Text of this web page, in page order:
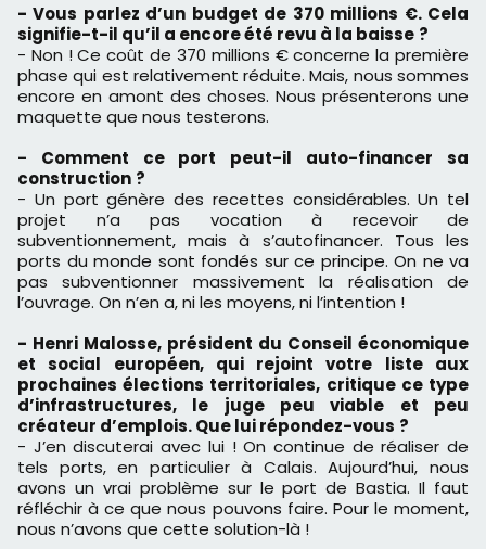
- Vous parlez d’un budget de 370 millions €. Cela
signifie-t-il qu’il a encoreété revu à la baisse ?
- Non ! Ce coût de 370 millions € concerne la première
phase qui est relativement réduite. Mais, nous sommes
encore en amont des choses. Nous présenterons une
maquette que nous testerons.
- Comment ce port peut-il auto-financer sa
construction ?
- Un port génère des recettes considérables. Un tel
projet n’a pas vocation à recevoir de
subventionnement, mais à s’autofinancer. Tous les
ports du monde sont fondés sur ce principe. On ne va
pas subventionner massivement la réalisation de
l’ouvrage. On n’en a, ni les moyens, ni l’intention !
- Henri Malosse, président du Conseil économique
et social européen, qui rejoint votre liste aux
prochainesélections territoriales, critique ce type
d’infrastructures, le juge peu viable et peu
créateur d’emplois. Que lui répondez-vous ?
- J’en discuterai avec lui ! On continue de réaliser de
tels ports, en particulier à Calais. Aujourd’hui, nous
avons un vrai problème sur le port de Bastia. Il faut
réfléchir à ce que nous pouvons faire. Pour le moment,
nous n’avons que cette solution-là !